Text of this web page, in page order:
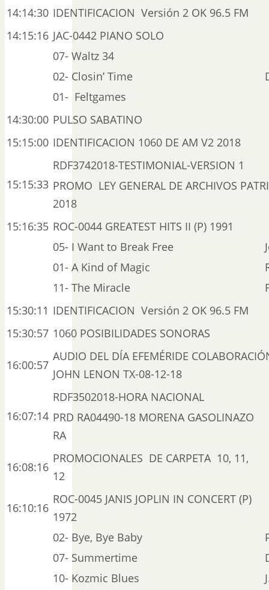
14:14:30 IDENTIFICACION Versión 2 OK 96.5 FM
14:15:16 JAC-0442 PIANO SOLO
07- Waltz 34
02- Closin’ Time
01- Feltgames
14:30:00 PULSO SABATINO
15:15:00 IDENTIFICACION 1060 DE AM V2 2018
15:15:33
RDF3742018-TESTIMONIAL-VERSION 1
PROMO LEY GENERAL DE ARCHIVOS
2018
15:16:35 ROC-0044 GREATEST HITS II (P) 1991
05- I Want to Break Free
01- A Kind of Magic
11- The Miracle
15:30:11 IDENTIFICACION Versión 2 OK 96.5 FM
15:30:57 1060 POSIBILIDADES SONORAS
16:00:57
AUDIO DEL DÍA EFEMÉRIDE
JOHN LENON TX-08-12-18
16:07:14
RDF3502018-HORA NACIONAL
PRD RA04490-18 MORENA GASOLINAZO
RA
16:08:16
PROMOCIONALES DE CARPETA 10, 11,
12
16:10:16
ROC-0045 JANIS JOPLIN IN CONCERT (P)
1972
02- Bye, Bye Baby
07- Summertime
10- Kozmic Blues